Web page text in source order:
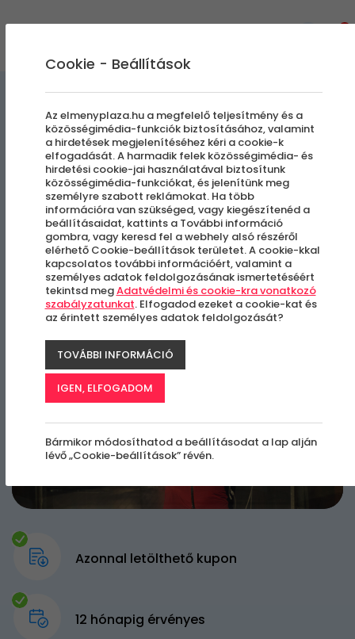
Szabadesés Szimulátor -
Lebegés a szélcsatornában
| 6 x 1 perc
Budapest - Csepel Művek Ipari Park
Azonnal letölthető kupon
12 hónapig érvényes
Cookie - Beállítások
Az elmenyplaza.hu a megfelelő teljesítmény és a
közösségimédia-funkciók biztosításához, valamint
a hirdetések megjelenítéséhez kéri a cookie-k
elfogadását. A harmadik felek közösségimédia- és
hirdetési cookie-jai használatával biztosítunk
közösségimédia-funkciókat, és jelenítünk meg
személyre szabott reklámokat. Ha több
információra van szükséged, vagy kiegészítenéd a
beállításaidat, kattints a További információ
gombra, vagy keresd fel a webhely alsó részéről
elérhető Cookie-beállítások területet. A cookie-kkal
kapcsolatos további információért, valamint a
személyes adatok feldolgozásának ismertetéséért
tekintsd megAdatvédelmi és cookie-kra vonatkozó
szabályzatunkat. Elfogadod ezeket a cookie-kat és
az érintett személyes adatok feldolgozását?
TOVÁBBI INFORMÁCIÓ
IGEN, ELFOGADOM
Bármikor módosíthatod a beállításodat a lap alján
lévő „Cookie-beállítások” révén.